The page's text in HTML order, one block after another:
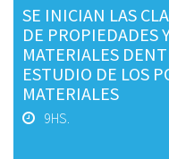
SE INICIAN LAS
DE PROPIEDADES
MATERIALES
ESTUDIO DE LOS
MATERIALES
9HS.